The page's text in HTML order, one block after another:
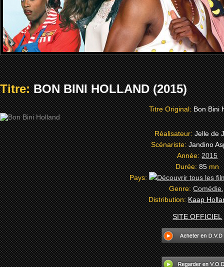
Titre:BON BINI HOLLAND (2015)
Titre Original:Bon Bini
Réalisateur:Jelle de
Scénariste:Jandino
Année:2015
Durée:85mn
Pays:
Genre:Comédie
Distribution:Kaap
SITE OFFICIEL